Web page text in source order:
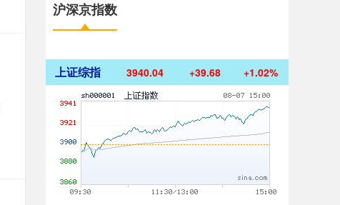
沪深京指数
上证综指 3940.04 +39.68 +1.02%